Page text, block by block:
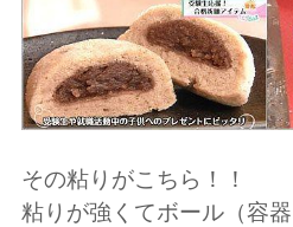
その粘りがこちら！！
粘りが強くてボール（容